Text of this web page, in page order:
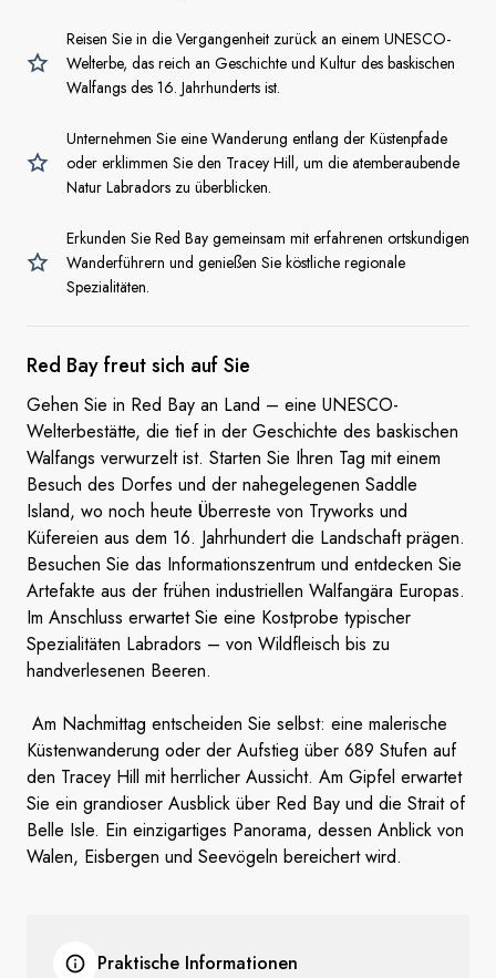
Reisen Sie in die Vergangenheit zurück an einem UNESCO-
Welterbe, das reich an Geschichte und Kultur des baskischen
Walfangs des 16. Jahrhunderts ist.
Unternehmen Sie eine Wanderung entlang der Küstenpfade
oder erklimmen Sie den Tracey Hill, um die atemberaubende
Natur Labradors zu überblicken.
Erkunden Sie Red Bay gemeinsam mit erfahrenen ortskundigen
Wanderführern und genießen Sie köstliche regionale
Spezialitäten.
Red Bay freut sich auf Sie
Gehen Sie in Red Bay an Land – eine UNESCO-
Welterbestätte, die tief in der Geschichte des baskischen
Walfangs verwurzelt ist. Starten Sie Ihren Tag mit einem
Besuch des Dorfes und der nahegelegenen Saddle
Island, wo noch heute Überreste von Tryworks und
Küfereien aus dem 16. Jahrhundert die Landschaft prägen.
Besuchen Sie das Informationszentrum und entdecken Sie
Artefakte aus der frühen industriellen Walfangära Europas.
Im Anschluss erwartet Sie eine Kostprobe typischer
Spezialitäten Labradors – von Wildfleisch bis zu
handverlesenen Beeren.
Am Nachmittag entscheiden Sie selbst: eine malerische
Küstenwanderung oder der Aufstieg über 689 Stufen auf
den Tracey Hill mit herrlicher Aussicht. Am Gipfel erwartet
Sie ein grandioser Ausblick über Red Bay und die Strait of
Belle Isle. Ein einzigartiges Panorama, dessen Anblick von
Walen, Eisbergen und Seevögeln bereichert wird.
Praktische Informationen